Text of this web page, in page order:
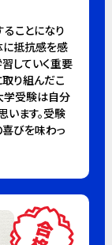
ことになり
に抵抗感を感
していく重要
り組んだこ
学受験は自分
ます。受験
びを味わっ